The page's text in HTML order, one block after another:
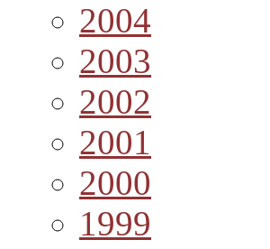
2004
2003
2002
2001
2000
1999